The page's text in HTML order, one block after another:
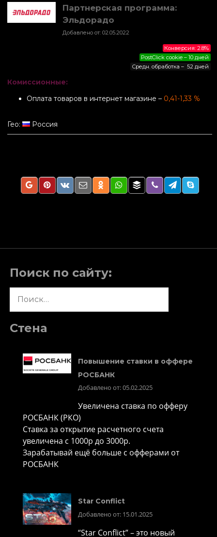
Партнерская программа:
Эльдорадо
Добавлено от: 02.05.2022
Конверсия: 2.8%
PostClick cookie – 10 дней
Средн. обработка – 52 дней
Комиссионные:
Оплата товаров в интернет магазине – 0,41-1,33 %
Гео: Россия
Поиск по сайту:
Стена
Повышение ставки в оффере
РОСБАНК
Добавлено от: 05.02.2025
Увеличена ставка по офферу
РОСБАНК (РКО)
Ставка за открытие расчетного счета
увеличена с 1000р до 3000р.
Зарабатывай ещё больше с офферами от
РОСБАНК
Star Conflict
Добавлено от: 15.01.2025
“Star Conflict” – это новый